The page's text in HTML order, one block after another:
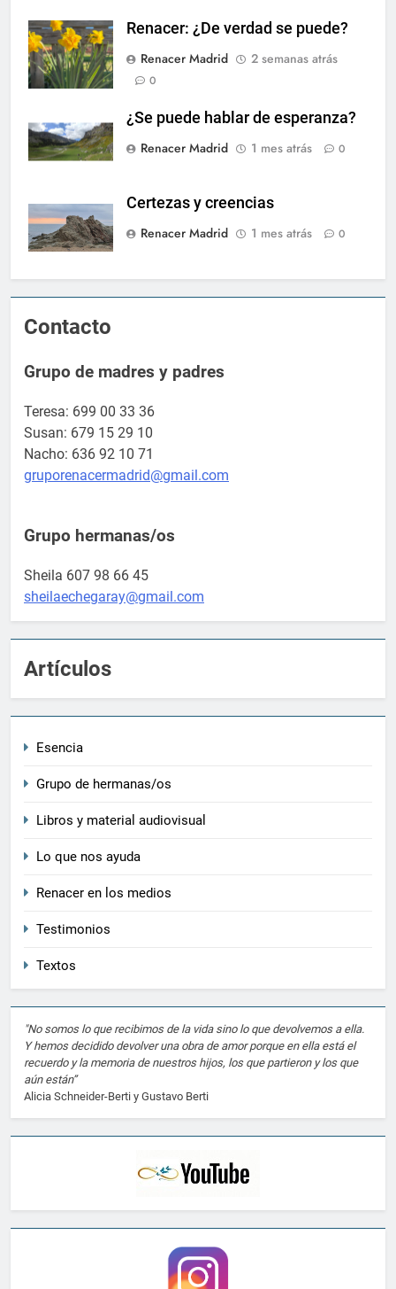
Renacer: ¿De verdad se puede?
Renacer Madrid
2 semanas atrás
0
¿Se puede hablar de esperanza?
Renacer Madrid
1 mes atrás 0
Certezas y creencias
Renacer Madrid
1 mes atrás 0
Contacto
Grupo de madres y padres
Teresa: 699 00 33 36
Susan: 679 15 29 10
Nacho: 636 92 10 71
gruporenacermadrid@gmail.com
Grupo hermanas/os
Sheila 607 98 66 45
sheilaechegaray@gmail.com
Artículos
Esencia
Grupo de hermanas/os
Libros y material audiovisual
Lo que nos ayuda
Renacer en los medios
Testimonios
Textos
"No somos lo que recibimos de la vida sino lo que devolvemos a ella.
Y hemos decidido devolver una obra de amor porque en ella está el
recuerdo y la memoria de nuestros hijos, los que partieron y los que
aún están”
Alicia Schneider-Berti y Gustavo Berti